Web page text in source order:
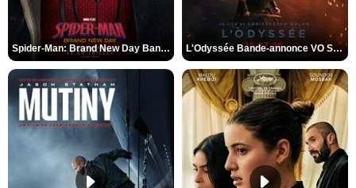
Spider-Man: Brand New Day Bande-annonce VO STFR L'Odyssée Bande-annonce VO STFR